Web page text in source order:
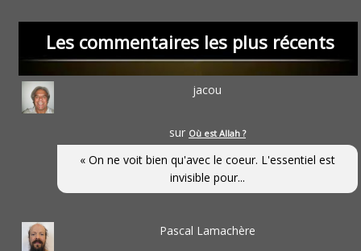
Les commentaires les plus récents
jacou
sur Où est Allah ?
« On ne voit bien qu'avec le coeur. L'essentiel est
invisible pour...
Pascal Lamachère